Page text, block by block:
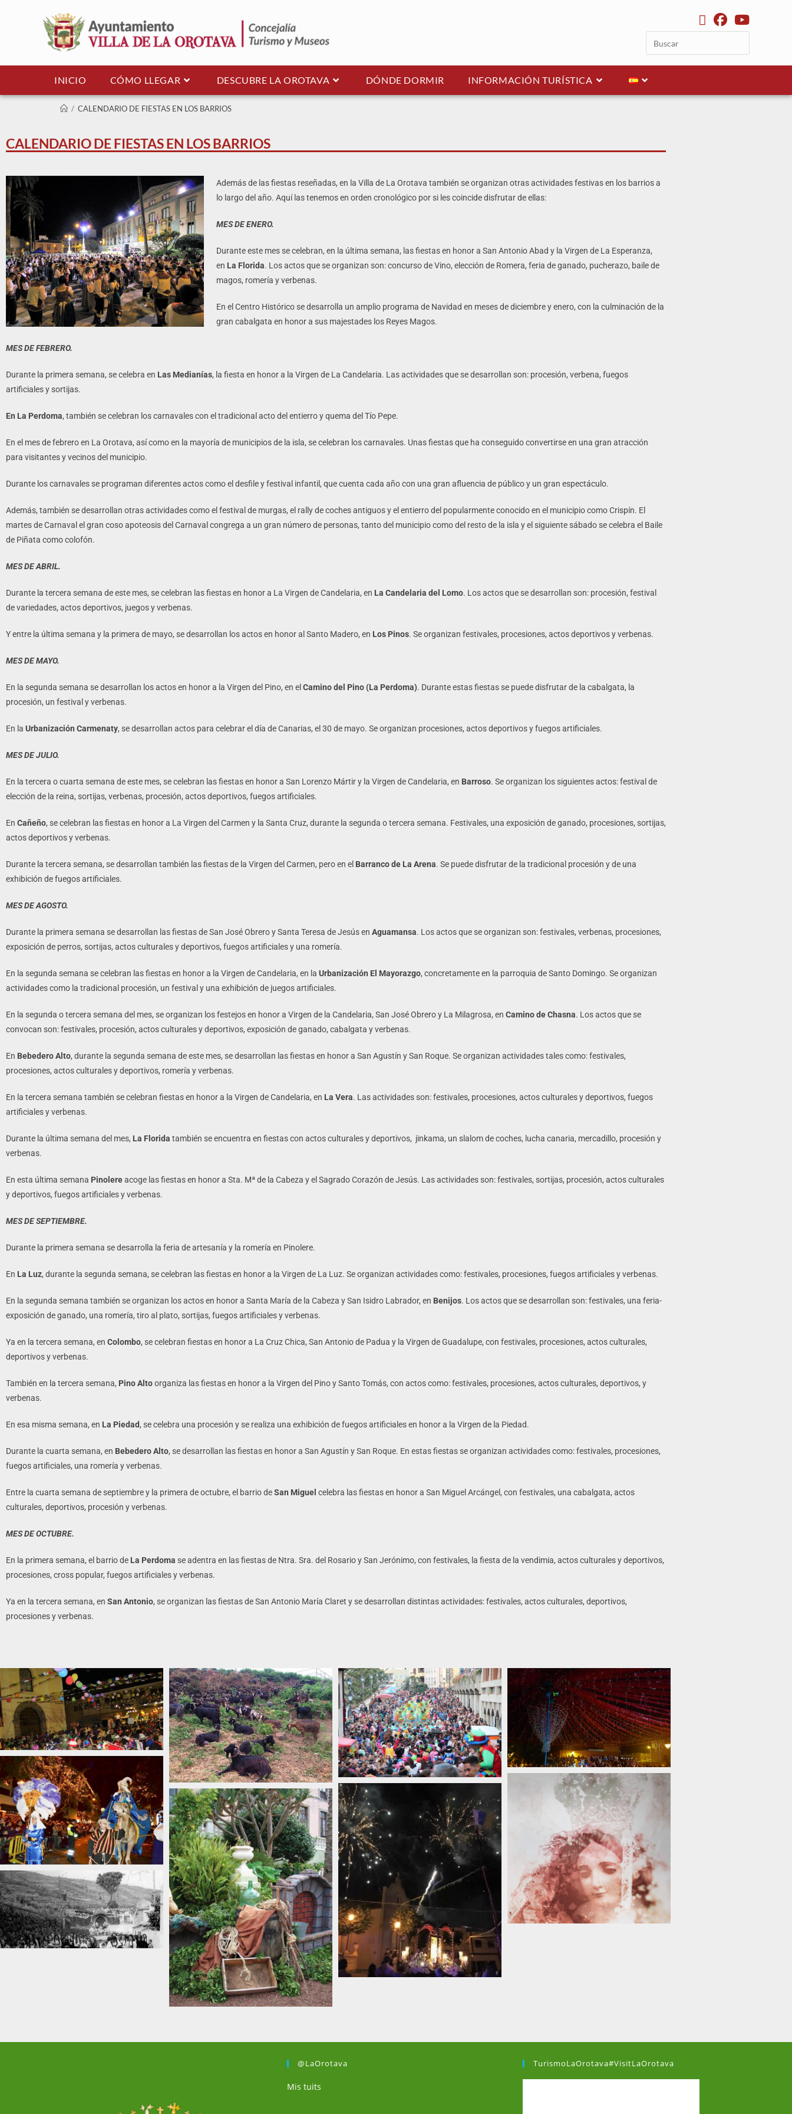
INICIO CÓMO LLEGAR DESCUBRE LA OROTAVA DÓNDE DORMIR INFORMACIÓN TURÍSTICA
/ CALENDARIO DE FIESTAS EN LOS BARRIOS
CALENDARIO DE FIESTAS EN LOS BARRIOS
Además de las fiestas reseñadas, en la Villa de La Orotava también se organizan otras actividades festivas en los barrios a
lo largo del año. Aquí las tenemos en orden cronológico por si les coincide disfrutar de ellas:
MES DE ENERO.
Durante este mes se celebran, en la última semana, las fiestas en honor a San Antonio Abad y la Virgen de La Esperanza,
en La Florida. Los actos que se organizan son: concurso de Vino, elección de Romera, feria de ganado, pucherazo, baile de
magos, romería y verbenas.
En el Centro Histórico se desarrolla un amplio programa de Navidad en meses de diciembre y enero, con la culminación de la
gran cabalgata en honor a sus majestades los Reyes Magos.
MES DE FEBRERO.
Durante la primera semana, se celebra en Las Medianías, la fiesta en honor a la Virgen de La Candelaria. Las actividades que se desarrollan son: procesión, verbena, fuegos
artificiales y sortijas.
En La Perdoma, también se celebran los carnavales con el tradicional acto del entierro y quema del Tío Pepe.
En el mes de febrero en La Orotava, así como en la mayoría de municipios de la isla, se celebran los carnavales. Unas fiestas que ha conseguido convertirse en una gran atracción
para visitantes y vecinos del municipio.
Durante los carnavales se programan diferentes actos como el desfile y festival infantil, que cuenta cada año con una gran afluencia de público y un gran espectáculo.
Además, también se desarrollan otras actividades como el festival de murgas, el rally de coches antiguos y el entierro del popularmente conocido en el municipio como Crispín. El
martes de Carnaval el gran coso apoteosis del Carnaval congrega a un gran número de personas, tanto del municipio como del resto de la isla y el siguiente sábado se celebra el Baile
de Piñata como colofón.
MES DE ABRIL.
Durante la tercera semana de este mes, se celebran las fiestas en honor a La Virgen de Candelaria, en La Candelaria del Lomo. Los actos que se desarrollan son: procesión, festival
de variedades, actos deportivos, juegos y verbenas.
Y entre la última semana y la primera de mayo, se desarrollan los actos en honor al Santo Madero, en Los Pinos. Se organizan festivales, procesiones, actos deportivos y verbenas.
MES DE MAYO.
En la segunda semana se desarrollan los actos en honor a la Virgen del Pino, en el Camino del Pino (La Perdoma). Durante estas fiestas se puede disfrutar de la cabalgata, la
procesión, un festival y verbenas.
En la Urbanización Carmenaty, se desarrollan actos para celebrar el día de Canarias, el 30 de mayo. Se organizan procesiones, actos deportivos y fuegos artificiales.
MES DE JULIO.
En la tercera o cuarta semana de este mes, se celebran las fiestas en honor a San Lorenzo Mártir y la Virgen de Candelaria, en Barroso. Se organizan los siguientes actos: festival de
elección de la reina, sortijas, verbenas, procesión, actos deportivos, fuegos artificiales.
En Cañeño, se celebran las fiestas en honor a La Virgen del Carmen y la Santa Cruz, durante la segunda o tercera semana. Festivales, una exposición de ganado, procesiones, sortijas,
actos deportivos y verbenas.
Durante la tercera semana, se desarrollan también las fiestas de la Virgen del Carmen, pero en el Barranco de La Arena. Se puede disfrutar de la tradicional procesión y de una
exhibición de fuegos artificiales.
MES DE AGOSTO.
Durante la primera semana se desarrollan las fiestas de San José Obrero y Santa Teresa de Jesús en Aguamansa. Los actos que se organizan son: festivales, verbenas, procesiones,
exposición de perros, sortijas, actos culturales y deportivos, fuegos artificiales y una romería.
En la segunda semana se celebran las fiestas en honor a la Virgen de Candelaria, en la Urbanización El Mayorazgo, concretamente en la parroquia de Santo Domingo. Se organizan
actividades como la tradicional procesión, un festival y una exhibición de juegos artificiales.
En la segunda o tercera semana del mes, se organizan los festejos en honor a Virgen de la Candelaria, San José Obrero y La Milagrosa, en Camino de Chasna. Los actos que se
convocan son: festivales, procesión, actos culturales y deportivos, exposición de ganado, cabalgata y verbenas.
En Bebedero Alto, durante la segunda semana de este mes, se desarrollan las fiestas en honor a San Agustín y San Roque. Se organizan actividades tales como: festivales,
procesiones, actos culturales y deportivos, romería y verbenas.
En la tercera semana también se celebran fiestas en honor a la Virgen de Candelaria, en La Vera. Las actividades son: festivales, procesiones, actos culturales y deportivos, fuegos
artificiales y verbenas.
Durante la última semana del mes, La Florida también se encuentra en fiestas con actos culturales y deportivos, jinkama, un slalom de coches, lucha canaria, mercadillo, procesión y
verbenas.
En esta última semana Pinolereacoge las fiestas en honor a Sta. Mª de la Cabeza y el Sagrado Corazón de Jesús. Las actividades son: festivales, sortijas, procesión, actos culturales
y deportivos, fuegos artificiales y verbenas.
MES DE SEPTIEMBRE.
Durante la primera semana se desarrolla la feria de artesanía y la romería en Pinolere.
En La Luz, durante la segunda semana, se celebran las fiestas en honor a la Virgen de La Luz. Se organizan actividades como: festivales, procesiones, fuegos artificiales y verbenas.
En la segunda semana también se organizan los actos en honor a Santa María de la Cabeza y San Isidro Labrador, en Benijos. Los actos que se desarrollan son: festivales, una feria-
exposición de ganado, una romería, tiro al plato, sortijas, fuegos artificiales y verbenas.
Ya en la tercera semana, en Colombo, se celebran fiestas en honor a La Cruz Chica, San Antonio de Padua y la Virgen de Guadalupe, con festivales, procesiones, actos culturales,
deportivos y verbenas.
También en la tercera semana, Pino Altoorganiza las fiestas en honor a la Virgen del Pino y Santo Tomás, con actos como: festivales, procesiones, actos culturales, deportivos, y
verbenas.
En esa misma semana, en La Piedad , se celebra una procesión y se realiza una exhibición de fuegos artificiales en honor a la Virgen de la Piedad.
Durante la cuarta semana, en Bebedero Alto, se desarrollan las fiestas en honor a San Agustín y San Roque. En estas fiestas se organizan actividades como: festivales, procesiones,
fuegos artificiales, una romería y verbenas.
Entre la cuarta semana de septiembre y la primera de octubre, el barrio deSan Miguel celebra las fiestas en honor a San Miguel Arcángel, con festivales, una cabalgata, actos
culturales, deportivos, procesión y verbenas.
MES DE OCTUBRE.
En la primera semana, el barrio de La Perdoma se adentra en las fiestas de Ntra. Sra. del Rosario y San Jerónimo, con festivales, la fiesta de la vendimia, actos culturales y deportivos,
procesiones, cross popular, fuegos artificiales y verbenas.
Ya en la tercera semana, en San Antonio, se organizan las fiestas de San Antonio María Claret y se desarrollan distintas actividades: festivales, actos culturales, deportivos,
procesiones y verbenas.
@LaOrotava
Mis tuits
TurismoLaOrotava#VisitLaOrotava